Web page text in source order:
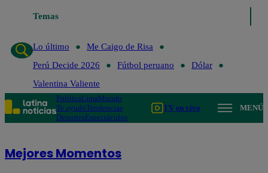
Temas
Lo último
Me Caigo de Risa
Perú Decide 2026
Fútbol peruano
Dólar
Valentina Valiente
PolíticaLimaMundo
Te ayudoTendencias
DeportesEspectáculos
TV en vivo MENÚ
Mejores Momentos